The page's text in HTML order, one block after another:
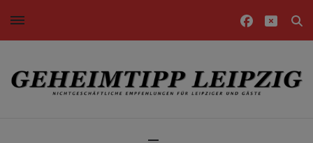
Nichtgeschäftliche Empfehlungen für Leipziger und Gäste